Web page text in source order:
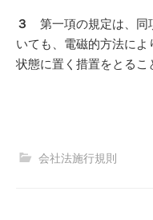
３
第一項の規定は、同
いても、電磁的方法に
状態に置く措置をとるこ
会社法施行規則